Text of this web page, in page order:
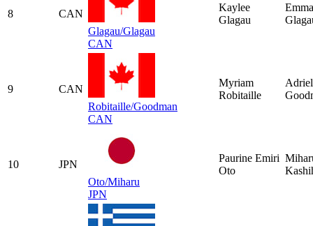
8
CAN
Glagau/Glagau
CAN
Kaylee
Glagau
Emma
9
CAN
Robitaille/Goodman
CAN
Myriam
Robitaille
Adriel
10
JPN
Oto/Miharu
JPN
Paurine Emiri
Oto